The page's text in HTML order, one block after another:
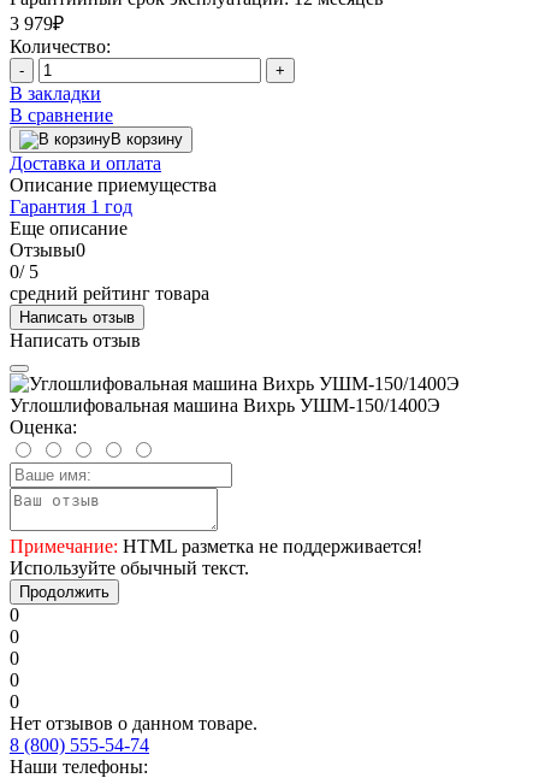
3 979₽
Количество:
- +
В закладки
В сравнение
В корзину
Доставка и оплата
Описание приемущества
Гарантия 1 год
Еще описание
Отзывы0
0/ 5
средний рейтинг товара
Написать отзыв
Написать отзыв
Углошлифовальная машина Вихрь УШМ-150/1400Э
Оценка:
Примечание: HTML разметка не поддерживается!
Используйте обычный текст.
Продолжить
0
0
0
0
0
Нет отзывов о данном товаре.
8 (800) 555-54-74
Наши телефоны: